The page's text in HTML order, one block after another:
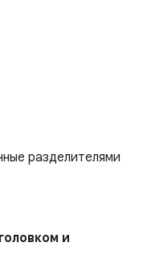
разделителями
и